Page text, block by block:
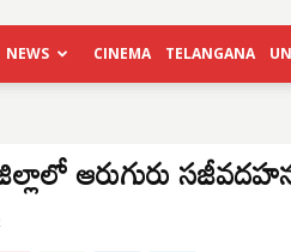
NEWS CINEMA TELANGANA
ఆరుగురు